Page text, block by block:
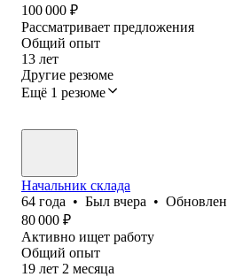
100 000 ₽
Рассматривает предложения
Общий опыт
13 лет
Другие резюме
Ещё 1 резюме
Начальник склада
64 года • Был вчера •
80 000 ₽
Активно ищет работу
Общий опыт
19 лет 2 месяца